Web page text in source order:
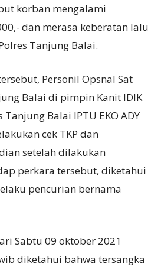
korban mengalami
dan merasa keberatan lalu
Tanjung Balai.
Personil Opsnal Sat
Balai di pimpin Kanit IDIK
Tanjung Balai IPTU EKO ADY
cek TKP dan
setelah dilakukan
perkara tersebut, diketahui
pencurian bernama
Sabtu 09 oktober 2021
diketahui bahwa tersangka